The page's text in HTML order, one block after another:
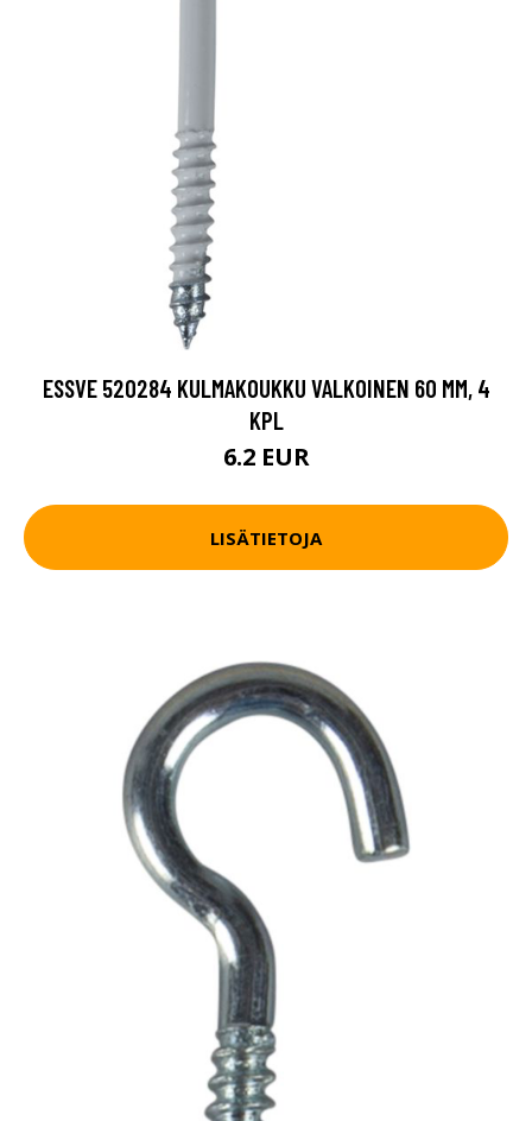
ESSVE 520284 KULMAKOUKKU VALKOINEN 60 MM, 4
KPL
6.2 EUR
LISÄTIETOJA